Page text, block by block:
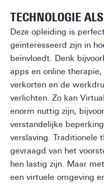
TECHNOLOGIE
Deze opleiding is
geïnteresseerd zijn in
beïnvloedt. Denk
apps en online
verkorten en de
verlichten. Zo kan
enorm nuttig zijn,
verstandelijke
verslaving. Traditionele
gevraagd van het
hen lastig zijn. Maar
een virtuele omgeving